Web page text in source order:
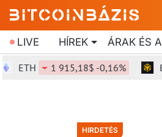
LIVE HÍREK ÁRAK ÉS
1 915,18$ -0,16% BNB
HIRDETÉS